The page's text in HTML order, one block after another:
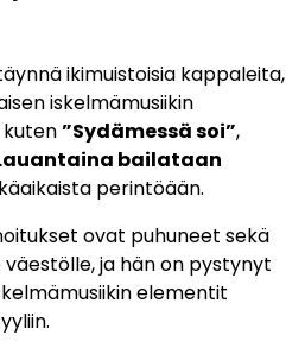
ikimuistoisia kappaleita,
iskelmämusiikin
kuten”Sydämessä soi”,
bailataan
perintöään.
ovat puhuneet sekä
ja hän on pystynyt
elementit